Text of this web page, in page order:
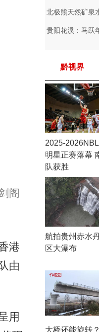
阁
港
由
用
北极熊天然矿泉
贵阳花溪：马跃
黔视界
2025-
明星正赛落幕
队获胜
航拍贵州赤水
区大瀑布
大桥还能旋转